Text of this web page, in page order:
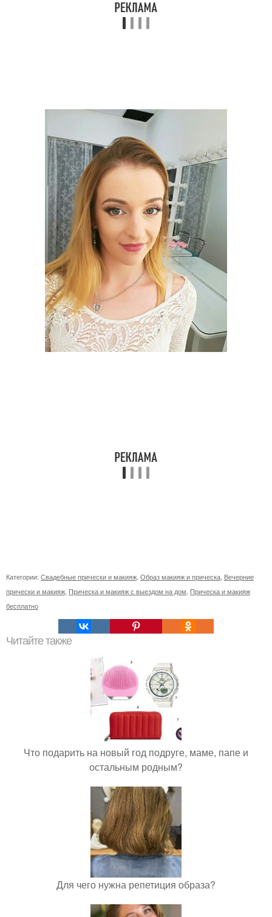
Категории: Свадебные прически и макияж, Образ макияж и прическа, Вечерние
прически и макияж, Прическа и макияж с выездом на дом, Прическа и макияж
бесплатно
Читайте также
Что подарить на новый год подруге, маме, папе и
остальным родным?
Для чего нужна репетиция образа?